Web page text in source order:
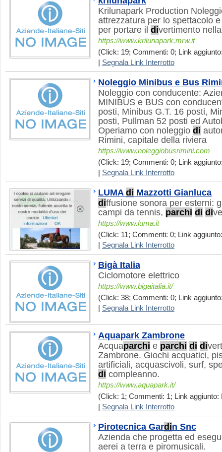
Krilunapark Production
attrezzatura per lo spettacolo
per portare il divertimento
https://www.krilunapark.mrw.it
(Click: 19; Commenti: 0; Link
Segnala Link Interrotto
Noleggio Minibus e Bus
Noleggio con conducente:
MINIBUS e BUS con
posti, Minibus G.T. 16 posti,
posti, Pullman 52 posti ed
Operiamo con noleggio di
Rimini, capitale della riviera
https://www.noleggiobusrimini.com
(Click: 19; Commenti: 0; Link
Segnala Link Interrotto
LUMA di Mazzotti Gianluca
diffusione sonora per esterni:
campi da tennis, parchi di di
https://www.luma.it
(Click: 11; Commenti: 0; Link
Segnala Link Interrotto
Bigà Italia
Ciclomotore elettrico
https://www.bigaitalia.it/
(Click: 38; Commenti: 0; Link
Segnala Link Interrotto
Aquapark Zambrone
Acquaparchi e parchi di di
Zambrone. Giochi acquatici,
artificiali, acquascivoli, surf,
di compleanno.
https://www.aquapark.it/
(Click: 1; Commenti: 1; Link aggiunto:
Segnala Link Interrotto
Pirotecnica Gardin Snc
Azienda che progetta ed
aerei a terra e piromusicali.